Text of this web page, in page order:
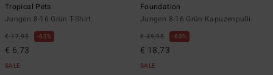
Tropical Pets
Jungen 8-16 Grün T-Shirt
€ 17,95 63%
€ 6,73
SALE
Foundation
Jungen 8-16 Grün Kapuzenpulli
€ 49,95 63%
€ 18,73
SALE